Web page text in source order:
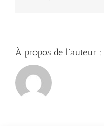
À propos de l'auteur :